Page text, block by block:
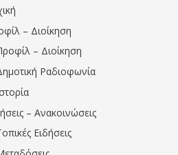
– Διοίκηση
– Διοίκηση
Ραδιοφωνία
– Ανακοινώσεις
Ειδήσεις